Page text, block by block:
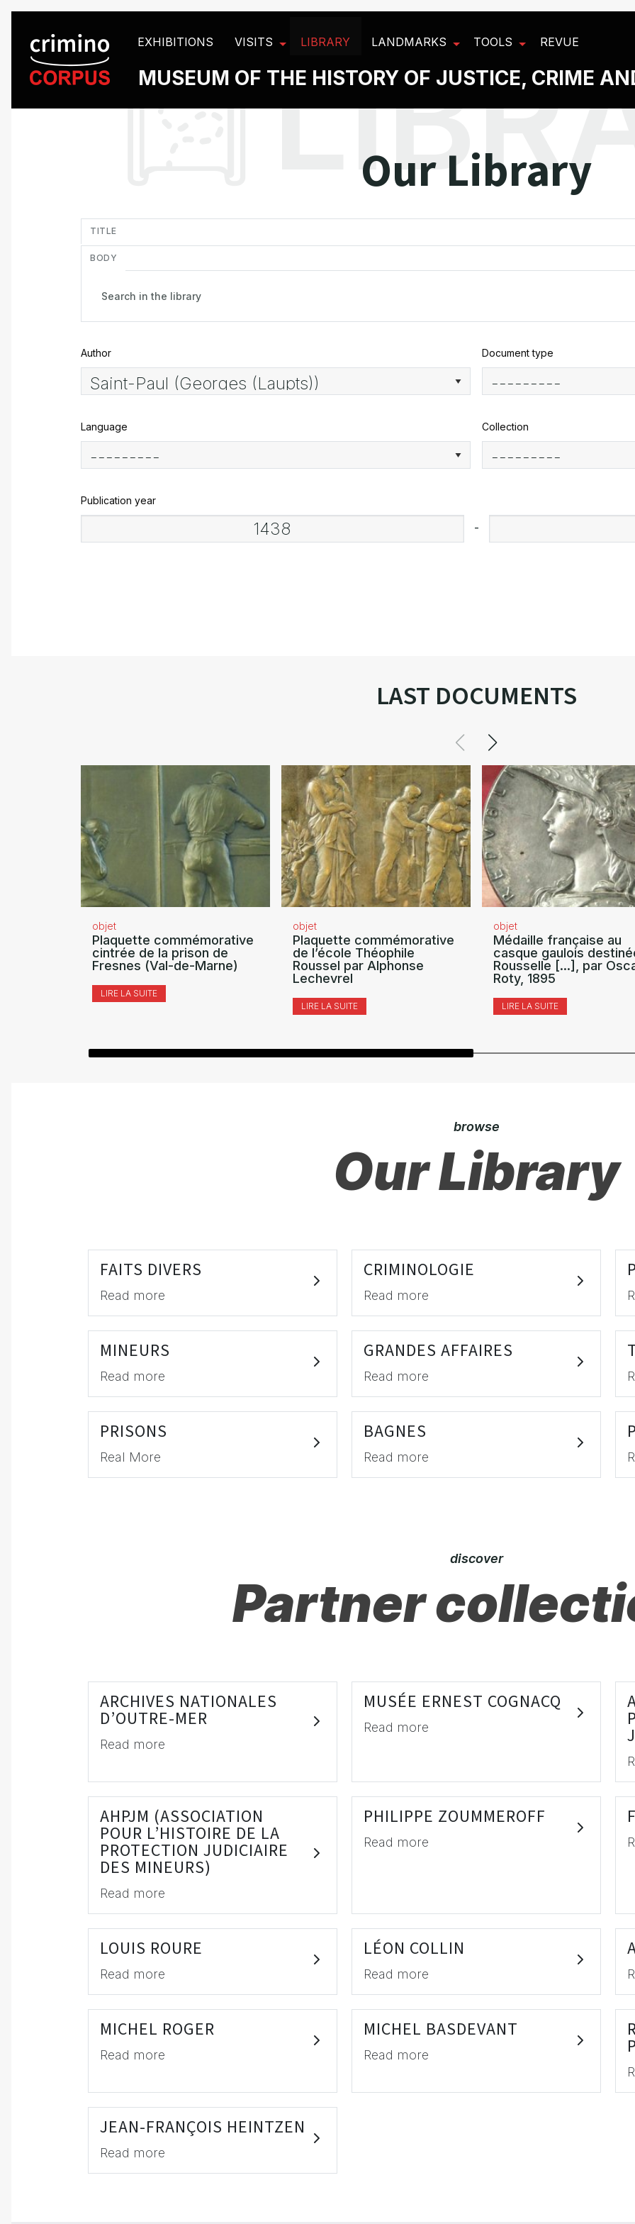
EXHIBITIONS VISITS LIBRARY LANDMARKS TOOLS REVUE
MUSEUM OF THE HISTORY OF JUSTICE, CRIME
Our Library
TITLE
BODY
Author Document type
Language Collection
Publication year
-
LAST DOCUMENTS
objet
Plaquette commémorative
cintrée de la prison de
Fresnes (Val-de-Marne)
LIRE LA SUITE
objet
Plaquette commémorative
de l’école Théophile
Roussel par Alphonse
Lechevrel
LIRE LA SUITE
objet
Médaille française au
casque gaulois
Rousselle [...], par
Roty, 1895
LIRE LA SUITE
browse
Our Library
FAITS DIVERS
Read more
CRIMINOLOGIE
Read more
MINEURS
Read more
GRANDES AFFAIRES
Read more
PRISONS
Real More
BAGNES
Read more
discover
Partner
ARCHIVES NATIONALES
D’OUTRE-MER
Read more
MUSÉE ERNEST COGNACQ
Read more
AHPJM (ASSOCIATION
POUR L’HISTOIRE DE LA
PROTECTION JUDICIAIRE
DES MINEURS)
Read more
PHILIPPE ZOUMMEROFF
Read more
LOUIS ROURE
Read more
LÉON COLLIN
Read more
MICHEL ROGER
Read more
MICHEL BASDEVANT
Read more
JEAN-FRANÇOIS HEINTZEN
Read more
Cookies management panel